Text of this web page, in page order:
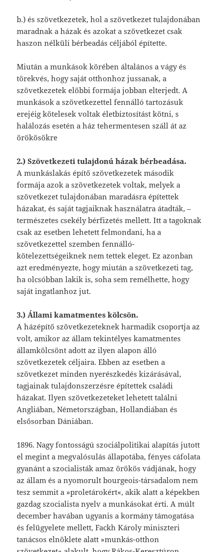
b.) és szövetkezetek, hol a szövetkezet tulajdonában
maradnak a házak és azokat a szövetkezet csak
haszon nélküli bérbeadás céljából építette.
Miután a munkások körében általános a vágy és
törekvés, hogy saját otthonhoz jussanak, a
szövetkezetek előbbi formája jobban elterjedt. A
munkások a szövetkezettel fennálló tartozásuk
erejéig kötelesek voltak életbiztosítást kötni, s
halálozás esetén a ház tehermentesen száll át az
örökösökre
2.) Szövetkezeti tulajdonú házak bérbeadása.
A munkáslakás építő szövetkezetek második
formája azok a szövetkezetek voltak, melyek a
szövetkezet tulajdonában maradásra építettek
házakat, és saját tagjaiknak használatra átadták, –
természetes csekély bérfizetés mellett. Itt a tagoknak
csak az esetben lehetett felmondani, ha a
szövetkezettel szemben fennálló-
kötelezettségeiknek nem tettek eleget. Ez azonban
azt eredményezte, hogy miután a szövetkezeti tag,
ha olcsóbban lakik is, soha sem remélhette, hogy
saját ingatlanhoz jut.
3.) Állami kamatmentes kölcsön.
A házépítő szövetkezeteknek harmadik csoportja az
volt, amikor az állam tekintélyes kamatmentes
államkölcsönt adott az ilyen alapon álló
szövetkezetek céljaira. Ebben az esetben a
szövetkezet minden nyerészkedés kizárásával,
tagjainak tulajdonszerzésre építettek családi
házakat. Ilyen szövetkezeteket lehetett találni
Angliában, Németországban, Hollandiában és
elsősorban Dániában.
1896. Nagy fontosságú szociálpolitikai alapítás jutott
el megint a megvalósulás állapotába, fényes cáfolata
gyanánt a szocialisták amaz örökös vádjának, hogy
az állam és a nyomorult bourgeois-társadalom nem
tesz semmit a »proletárokért«, akik alatt a képekben
gazdag szocialista nyelv a munkásokat érti. A múlt
december havában ugyanis a kormány támogatása
és felügyelete mellett, Fackh Károly miniszteri
tanácsos elnöklete alatt »munkás-otthon